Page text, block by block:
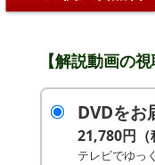
【解説動画の
DVDをお
21,780円（
テレビでゆっ